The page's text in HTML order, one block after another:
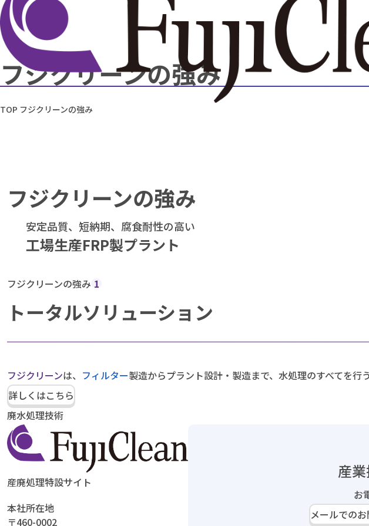
フジクリーンの強み
TOP フジクリーンの強み
フジクリーンの強み
安定品質、短納期、腐食耐性の高い
工場生産FRP製プラント
フジクリーンの強み 1
トータルソリューション
フジクリーンは、 フィルター製造からプラント設計・製造まで、水処理のすべてを行
詳しくはこちら
廃水処理技術
産廃処理特設サイト
本社所在地
〒460-0002
産
お
メールでの